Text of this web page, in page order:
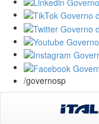
/governosp